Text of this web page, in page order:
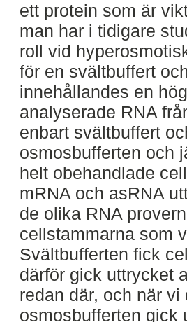
ett protein som är
man har i tidigare
roll vid
för en svältbuffert
innehållandes en
analyserade RNA
enbart svältbuffert
osmosbufferten och
helt obehandlade
mRNA och asRNA
de olika RNA
cellstammarna som
Svältbufferten fick
därför gick uttrycket
redan där, och när
osmosbufferten gick